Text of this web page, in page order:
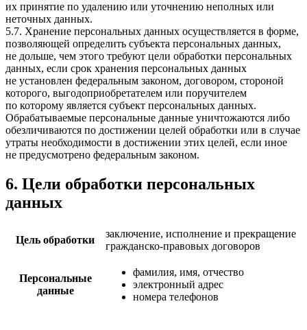
их принятие по удалению или уточнению неполных или
неточных данных.
5.7. Хранение персональных данных осуществляется в форме,
позволяющей определить субъекта персональных данных,
не дольше, чем этого требуют цели обработки персональных
данных, если срок хранения персональных данных
не установлен федеральным законом, договором, стороной
которого, выгодоприобретателем или поручителем
по которому является субъект персональных данных.
Обрабатываемые персональные данные уничтожаются либо
обезличиваются по достижении целей обработки или в случае
утраты необходимости в достижении этих целей, если иное
не предусмотрено федеральным законом.
6. Цели обработки персональных
данных
Цель обработки
заключение, исполнение и прекращение
гражданско-правовых договоров
Персональные
данные
фамилия, имя, отчество
электронный адрес
номера телефонов